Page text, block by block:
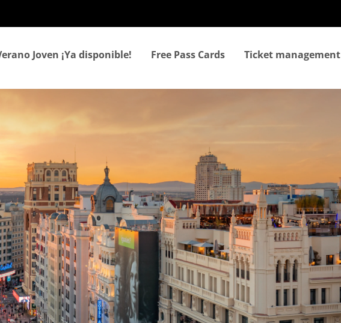
content
Joven ¡Ya disponible! Free Pass Cards Ticket management